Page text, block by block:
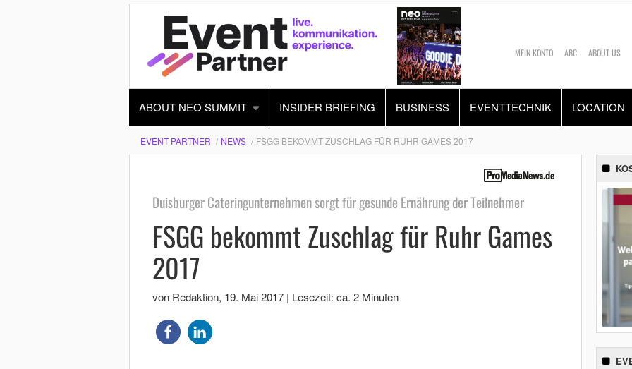
MEIN KONTO ABC ABOUT US
ABOUT NEO SUMMIT INSIDER BRIEFING BUSINESS EVENTTECHNIK LOCATION
EVENT PARTNER NEWS FSGG BEKOMMT ZUSCHLAG FÜR RUHR GAMES 2017
Duisburger Cateringunternehmen sorgt für gesunde Ernährung der Teilnehmer
FSGG bekommt Zuschlag für Ruhr Games
2017
von Redaktion, 19. Mai 2017 | Lesezeit: ca. 2 Minuten